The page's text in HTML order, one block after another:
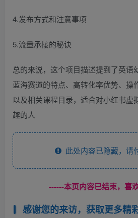
4.发布方式和注意事项
5.流量承接的秘诀
总的来说，这个项目描述提到了英语
蓝海赛道的特点、高转化率优势、操
以及相关课程目录，适合对小红书虚
趣的人
此处内容已隐藏，请
------本页内容已结束，喜
感谢您的来访，获取更多精